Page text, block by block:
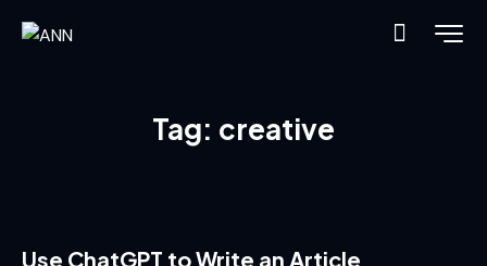
Tag: creative
Use ChatGPT to Write an Article